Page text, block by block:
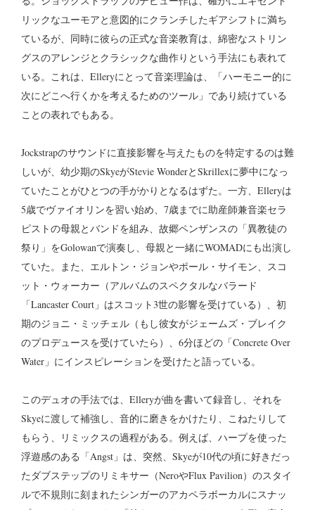
リックなユーモアと意図的にクランチしたギアシフトに満ち
ているが、同時に彼らの正式な音楽教育は、綿密なストリン
グスのアレンジとクラシックな曲作りという手法にも表れて
いる。これは、Elleryにとって音楽理論は、「ハーモニー的に
次にどこへ行くかを考えるためのツール」であり続けている
ことの表れでもある。
Jockstrapのサウンドに直接影響を与えたものを特定するのは難
しいが、幼少期のSkyeがStevie WonderとSkrillexに夢中になっ
ていたことがひとつの手がかりとなるはずた。一方、Elleryは
5歳でヴァイオリンを習い始め、7歳までに助産師兼音楽セラ
ピストの母親とバンドを組み、故郷ペンザンスの「異教徒の
祭り」をGolowanで演奏し、母親と一緒にWOMADにも出演し
ていた。また、エルトン・ジョンやポール・サイモン、スコ
ット・ウォーカー（アルバムのスペクタルなバラード
「Lancaster Court」はスコット3世の影響を受けている）、初
期のジョニ・ミッチェル（もし彼女がジェームズ・ブレイク
のプロデュースを受けていたら）、6分ほどの「Concrete Over
Water」にインスピレーションを受けたと語っている。
このデュオの手法では、Elleryが曲を書いて録音し、それを
Skyeに渡して補強し、音的に磨きをかけたり、こねたりして
もらう、リミックスの過程がある。例えば、ハープを使った
浮遊感のある「Angst」は、突然、Skyeが10代の頃に好きだっ
たダブステップのリミキサー（NeroやFlux Pavilion）のスタイ
ルで不規則に刻まれたシンガーのアカペラボーカルにスナッ